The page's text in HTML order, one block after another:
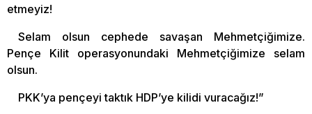
etmeyiz!
Selam olsun cephede savaşan Mehmetçiğimize.
Pençe Kilit operasyonundaki Mehmetçiğimize selam
olsun.
PKK’ya pençeyi taktık HDP’ye kilidi vuracağız!”